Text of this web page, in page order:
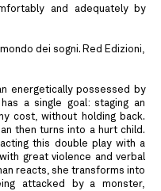
and adequately by
dei sogni. Red Edizioni,
energetically possessed by
a single goal: staging an
cost, without holding back.
then turns into a hurt child.
this double play with a
great violence and verbal
reacts, she transforms into
attacked by a monster,